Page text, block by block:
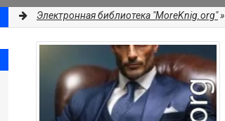
Электронная библиотека "MoreKnig.org"»